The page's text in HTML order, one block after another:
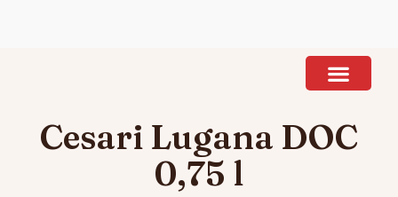
Cesari Lugana DOC
0,75 l